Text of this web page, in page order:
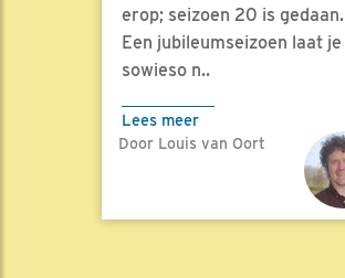
erop; seizoen 20 is gedaan.
Een jubileumseizoen laat je
sowieso n..
Lees meer
Door Louis van Oort